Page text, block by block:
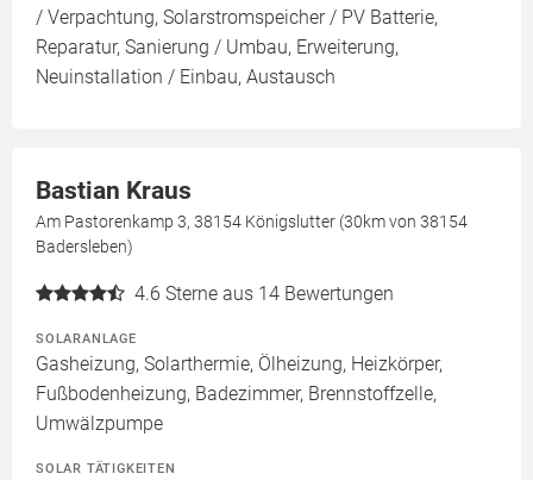
/ Verpachtung, Solarstromspeicher / PV Batterie,
Reparatur, Sanierung / Umbau, Erweiterung,
Neuinstallation / Einbau, Austausch
Bastian Kraus
Am Pastorenkamp 3, 38154 Königslutter (30km von 38154
Badersleben)
4.6 Sterne aus 14 Bewertungen
SOLARANLAGE
Gasheizung, Solarthermie, Ölheizung, Heizkörper,
Fußbodenheizung, Badezimmer, Brennstoffzelle,
Umwälzpumpe
SOLAR TÄTIGKEITEN